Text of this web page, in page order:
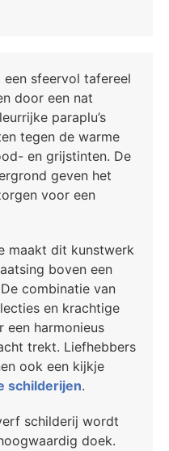
sfeervol tafereel
door een nat
paraplu’s
tegen de warme
en grijstinten. De
geven het
voor een
maakt dit kunstwerk
boven een
combinatie van
en krachtige
harmonieus
trekt. Liefhebbers
ook een kijkje
schilderijen.
schilderij wordt
doek.